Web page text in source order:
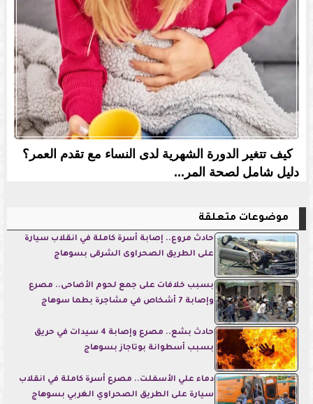
كيف تتغير الدورة الشهرية لدى النساء مع تقدم العمر؟
دليل شامل لصحة المر...
موضوعات متعلقة
حادث مروع.. إصابة أسرة كاملة في انقلاب سيارة
على الطريق الصحراوى الشرقى بسوهاج
بسبب خلافات على جمع لحوم الأضاحى.. مصرع
وإصابة 7 أشخاص في مشاجرة بطما سوهاج
حادث بشع.. مصرع وإصابة 4 سيدات في حريق
بسبب أسطوانة بوتاجاز بسوهاج
دماء علي الأسفلت.. مصرع أسرة كاملة في انقلاب
سيارة على الطريق الصحراوي الغربي بسوهاج